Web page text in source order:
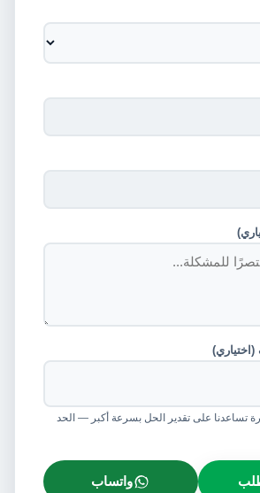
تساعدنا على تقدير الحل بسرعة أكبر — الحد
واتساب